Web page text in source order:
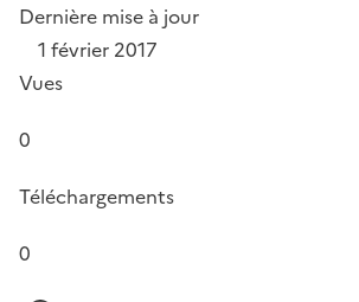
Dernière mise à jour
1 février 2017
Vues
0
Téléchargements
0